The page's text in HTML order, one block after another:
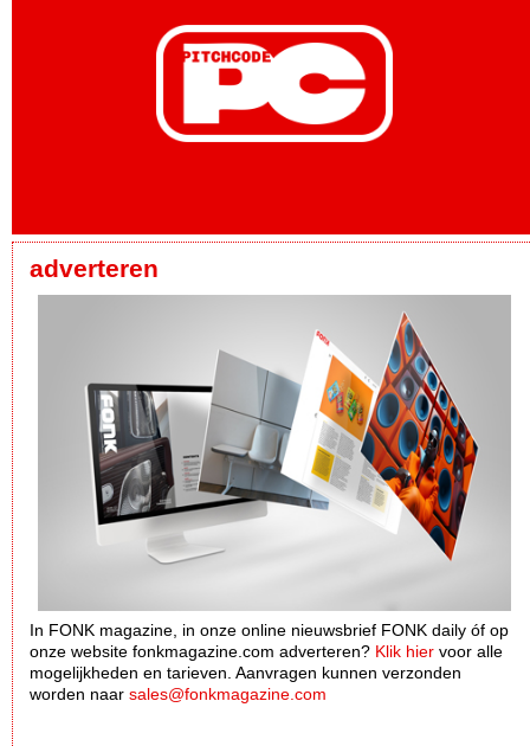
adverteren
In FONK magazine, in onze online nieuwsbrief FONK daily óf op
onze website fonkmagazine.com adverteren? Klik hier voor alle
mogelijkheden en tarieven. Aanvragen kunnen verzonden
worden naar sales@fonkmagazine.com